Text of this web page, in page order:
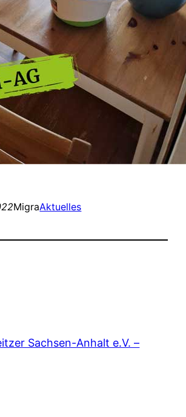
MigraAktuelles
Sachsen-Anhalt e.V. –